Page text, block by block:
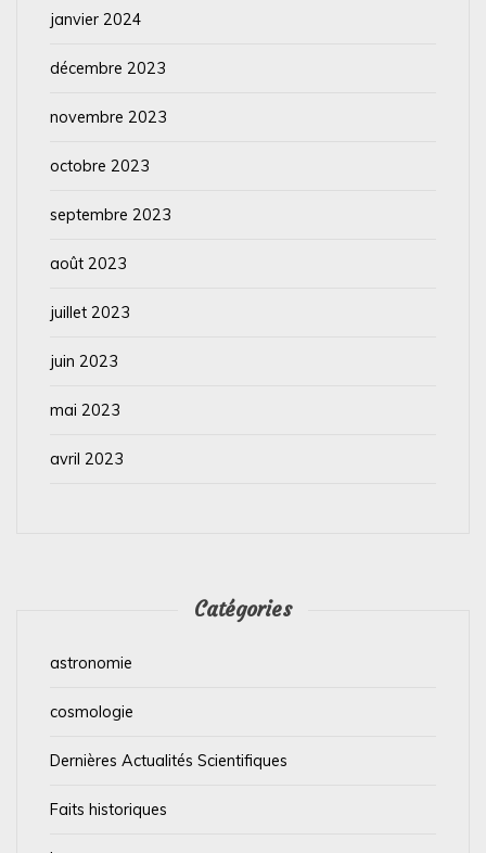
janvier 2024
décembre 2023
novembre 2023
octobre 2023
septembre 2023
août 2023
juillet 2023
juin 2023
mai 2023
avril 2023
Catégories
astronomie
cosmologie
Dernières Actualités Scientifiques
Faits historiques